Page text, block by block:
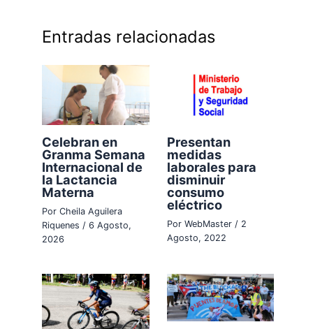
Entradas relacionadas
Celebran en
Granma Semana
Internacional de
la Lactancia
Materna
PorCheila Aguilera
Riquenes /6 Agosto,
2026
Presentan
medidas
laborales para
disminuir
consumo
eléctrico
Por WebMaster / 2
Agosto, 2022